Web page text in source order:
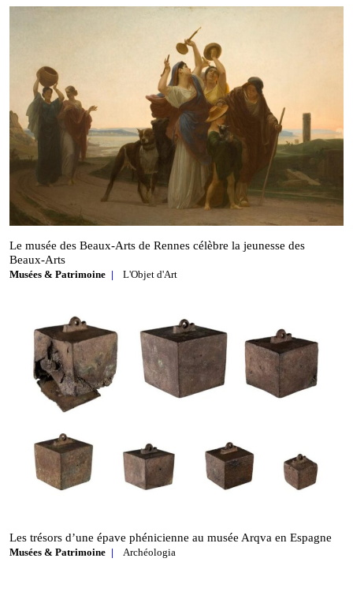
Le musée des Beaux‑Arts de Rennes célèbre la jeunesse des
Beaux‑Arts
Musées & Patrimoine L'Objet d'Art
Les trésors d’une épave phénicienne au musée Arqva en Espagne
Musées & Patrimoine Archéologia